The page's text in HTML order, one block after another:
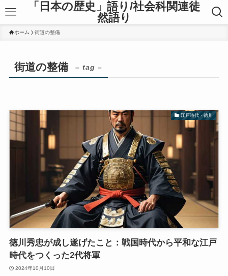
「日本の歴史」語り/社会科関連徒
然語り
ホーム 街道の整備
街道の整備 – tag –
江戸時代・徳川
徳川秀忠が成し遂げたこと：戦国時代から平和な江戸
時代をつくった2代将軍
2024年10月10日